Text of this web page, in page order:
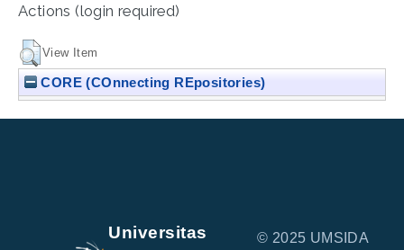
Actions (login required)
View Item
CORE (COnnecting REpositories)
Universitas
© 2025 UMSIDA